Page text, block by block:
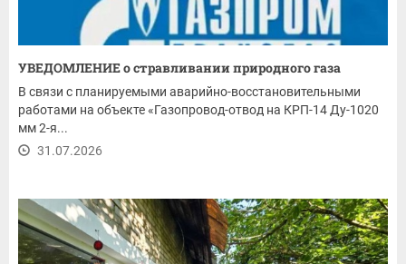
УВЕДОМЛЕНИЕ о стравливании природного газа
В связи с планируемыми аварийно-восстановительными
работами на объекте «Газопровод-отвод на КРП-14 Ду-1020
мм 2-я...
31.07.2026